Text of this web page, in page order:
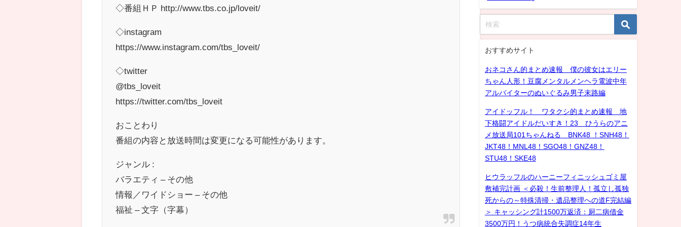
◇番組ＨＰ http://www.tbs.co.jp/loveit/
◇instagram
https://www.instagram.com/tbs_loveit/
◇twitter
@tbs_loveit
https://twitter.com/tbs_loveit
おことわり
番組の内容と放送時間は変更になる可能性があります。
ジャンル :
バラエティ – その他
情報／ワイドショー – その他
福祉 – 文字（字幕）
おすすめサイト
おネコさん的まとめ速報 僕の彼女はエリー
ちゃん人形！豆腐メンタルメンヘラ電波中年
アルバイターのぬいぐるみ男子末路編
アイドッフル！ ワタクシ的まとめ速報 地
下格闘アイドルだいすき！23 ひうらのアニ
メ放送局101ちゃんねる BNK48 ！SNH48！
JKT48！MNL48！SGO48！GNZ48！
STU48！SKE48
ヒウラッフルのハーニーフィニッシュゴミ屋
敷補完計画 ＜必殺！生前整理人！孤立し孤独
死からの～特殊清掃・遺品整理への道F完結編
＞ キャッシング計1500万返済：厨二病借金
3500万円！うつ病統合失調症14年生